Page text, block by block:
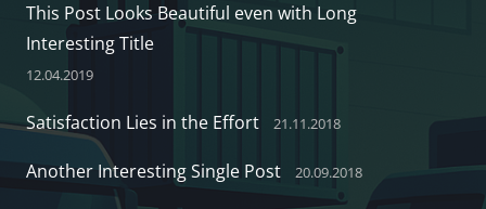
This Post Looks Beautiful even with Long
Interesting Title
12.04.2019
Satisfaction Lies in the Effort 21.11.2018
Another Interesting Single Post 20.09.2018